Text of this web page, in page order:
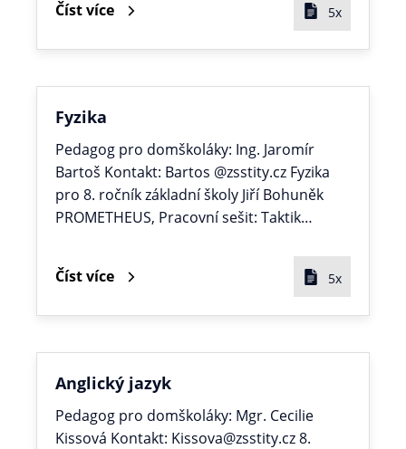
Číst více 5x
Fyzika
Pedagog pro domškoláky: Ing. Jaromír
Bartoš Kontakt: Bartos @zsstity.cz Fyzika
pro 8. ročník základní školy Jiří Bohuněk
PROMETHEUS, Pracovní sešit: Taktik…
Číst více 5x
Anglický jazyk
Pedagog pro domškoláky: Mgr. Cecilie
Kissová Kontakt: Kissova@zsstity.cz 8.